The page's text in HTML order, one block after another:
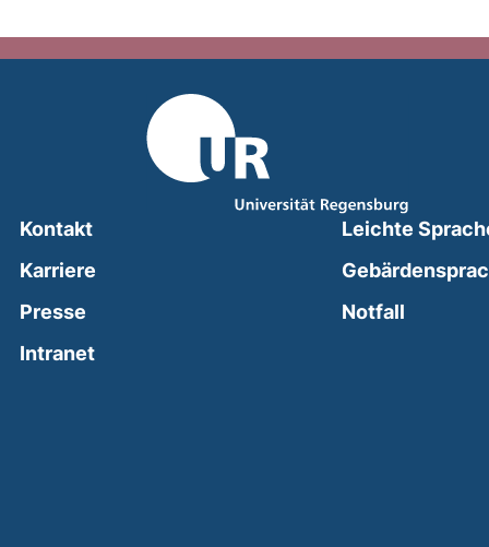
Kontakt
Karriere
Presse
Intranet(external link, opens in a new window)
Leichte
Notfall